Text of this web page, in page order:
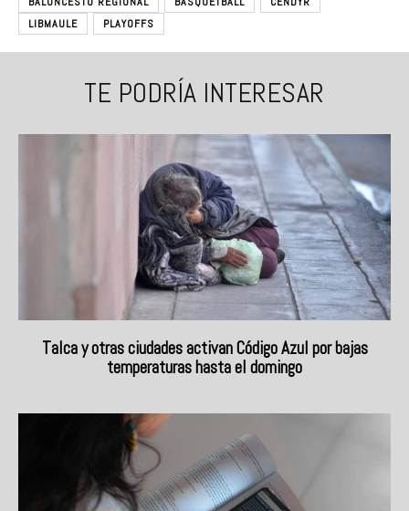
LIBMAULE
PLAYOFFS
TE PODRÍA INTERESAR
Talca y otras ciudades activan Código Azul por bajas
temperaturas hasta el domingo